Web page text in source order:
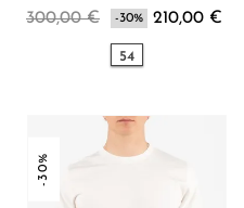
300,00 € -30% 210,00 €
54
-30%